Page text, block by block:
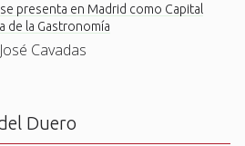
presenta en Madrid como Capital
de la Gastronomía
Cavadas
Duero